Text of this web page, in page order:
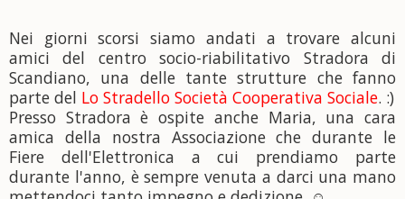
Nei giorni scorsi siamo andati a trovare alcuni
amici del centro socio-riabilitativo Stradora di
Scandiano, una delle tante strutture che fanno
parte del Lo Stradello Società Cooperativa Sociale. :)
Presso Stradora è ospite anche Maria, una cara
amica della nostra Associazione che durante le
Fiere dell'Elettronica a cui prendiamo parte
durante l'anno, è sempre venuta a darci una mano